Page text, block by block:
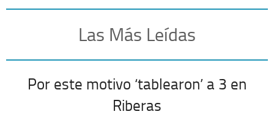
Las Más Leídas
Por este motivo ‘tablearon’ a 3 en
Riberas